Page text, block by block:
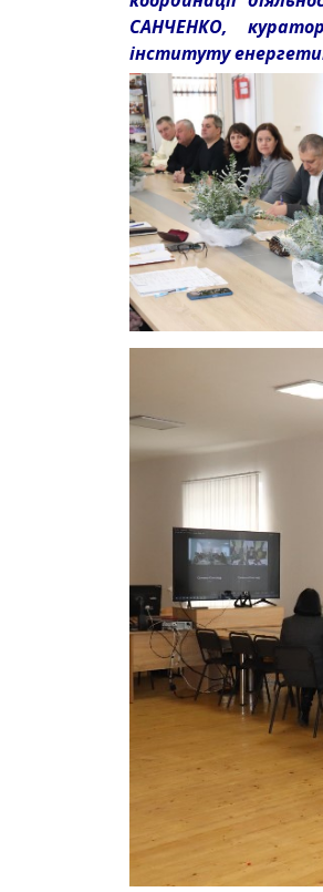
САНЧЕНКО,
інституту